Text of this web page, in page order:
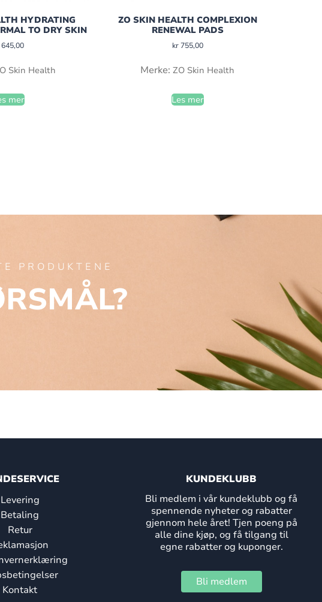
HYDRATING
TO DRY SKIN
645,00
Skin Health
mer
ZO SKIN HEALTH COMPLEXION
RENEWAL PADS
kr755,00
Merke:ZO Skin Health
Les mer
PRODUKTENE
Levering
Betaling
Retur
Kontakt
KUNDEKLUBB
Bli medlem i vår kundeklubb og få
spennende nyheter og rabatter
gjennom hele året! Tjen poeng på
alle dine kjøp, og få tilgang til
egne rabatter og kuponger.
Bli medlem